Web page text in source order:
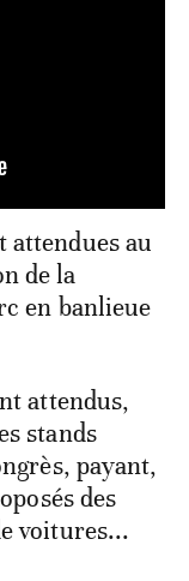
attendues au
de la
en banlieue
attendus,
stands
payant,
des
voitures...